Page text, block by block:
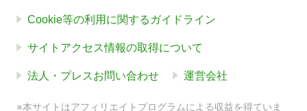
Cookie等の利用に関するガイドライン
サイトアクセス情報の取得について
法人・プレスお問い合わせ 運営会社
※本サイトはアフィリエイトプログラムによる収益を得ていま